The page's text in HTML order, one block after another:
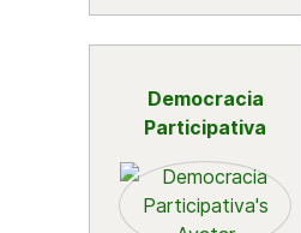
Democracia
Participativa